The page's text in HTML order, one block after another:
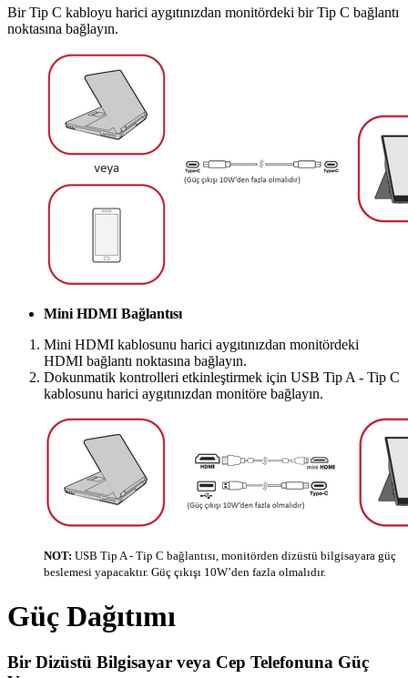
Bir Tip C kabloyu harici aygıtınızdan monitördeki bir Tip C bağlantı
noktasına bağlayın.
Mini HDMI Bağlantısı
Mini HDMI kablosunu harici aygıtınızdan monitördeki
HDMI bağlantı noktasına bağlayın.
Dokunmatik kontrolleri etkinleştirmek için USB Tip A - Tip C
kablosunu harici aygıtınızdan monitöre bağlayın.
NOT: USB Tip A - Tip C bağlantısı, monitörden dizüstü bilgisayara güç
beslemesi yapacaktır. Güç çıkışı 10W’den fazla olmalıdır.
Güç Dağıtımı
Bir Dizüstü Bilgisayar veya Cep Telefonuna Güç